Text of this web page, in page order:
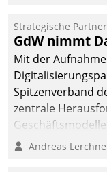
Strategische
GdW nimmt
Mit der
Spitzenverband
zentrale
entwickeln.
Andreas